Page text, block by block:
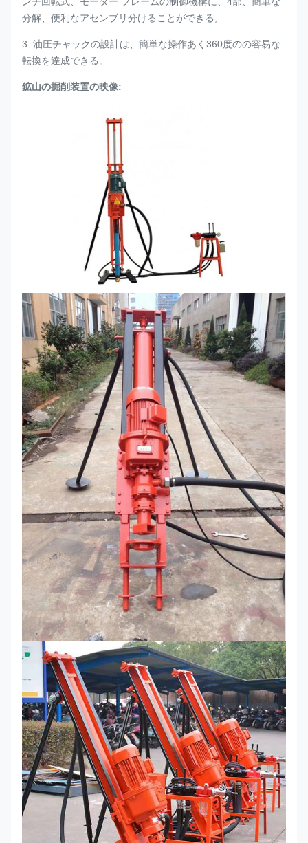
分解、便利なアセンブリ分けることができる;
3. 油圧チャックの設計は、簡単な操作あく360度のの容易な
転換を達成できる。
鉱山の掘削装置の映像: